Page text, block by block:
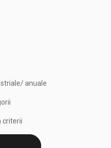
anuale
criterii